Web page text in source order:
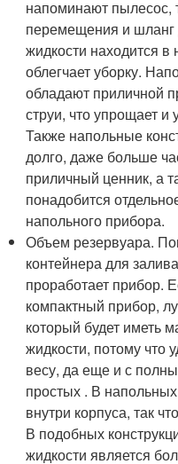
напоминают пылесос,
перемещения и шланг
жидкости находится в
облегчает уборку.
обладают приличной
струи, что упрощает и
Также напольные
долго, даже больше
приличный ценник, а
понадобится
напольного прибора.
Объем резервуара.
контейнера для
проработает прибор.
компактный прибор,
который будет иметь
жидкости, потому что
весу, да еще и с
простых . В
внутри корпуса, так
В подобных
жидкости является